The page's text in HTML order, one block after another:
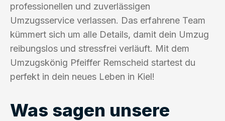
professionellen und zuverlässigen
Umzugsservice verlassen. Das erfahrene Team
kümmert sich um alle Details, damit dein Umzug
reibungslos und stressfrei verläuft. Mit dem
Umzugskönig Pfeiffer Remscheid startest du
perfekt in dein neues Leben in Kiel!
Was sagen unsere